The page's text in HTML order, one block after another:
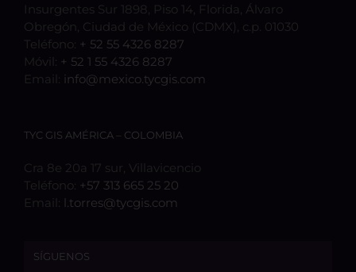
Insurgentes Sur 1898, Piso 14, Florida, Álvaro
Obregón, Ciudad de México (CDMX), c.p. 01030
Teléfono: + 52 55 4326 8287
Móvil: + 52 1 55 4326 8287
Email: info@mexico.tycgis.com
TYC GIS AMÉRICA – COLOMBIA
Cra 8e 20a 17 sur, Villavicencio
Teléfono: +57 313 665 25 20
Email: l.torres@tycgis.com
SÍGUENOS